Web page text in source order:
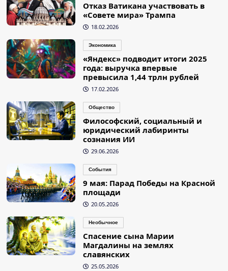
Отказ Ватикана участвовать в
«Совете мира» Трампа
18.02.2026
Экономика
«Яндекс» подводит итоги 2025
года: выручка впервые
превысила 1,44 трлн рублей
17.02.2026
Общество
Философский, социальный и
юридический лабиринты
сознания ИИ
29.06.2026
События
9 мая: Парад Победы на Красной
площади
20.05.2026
Необычное
Спасение сына Марии
Магдалины на землях
славянских
25.05.2026